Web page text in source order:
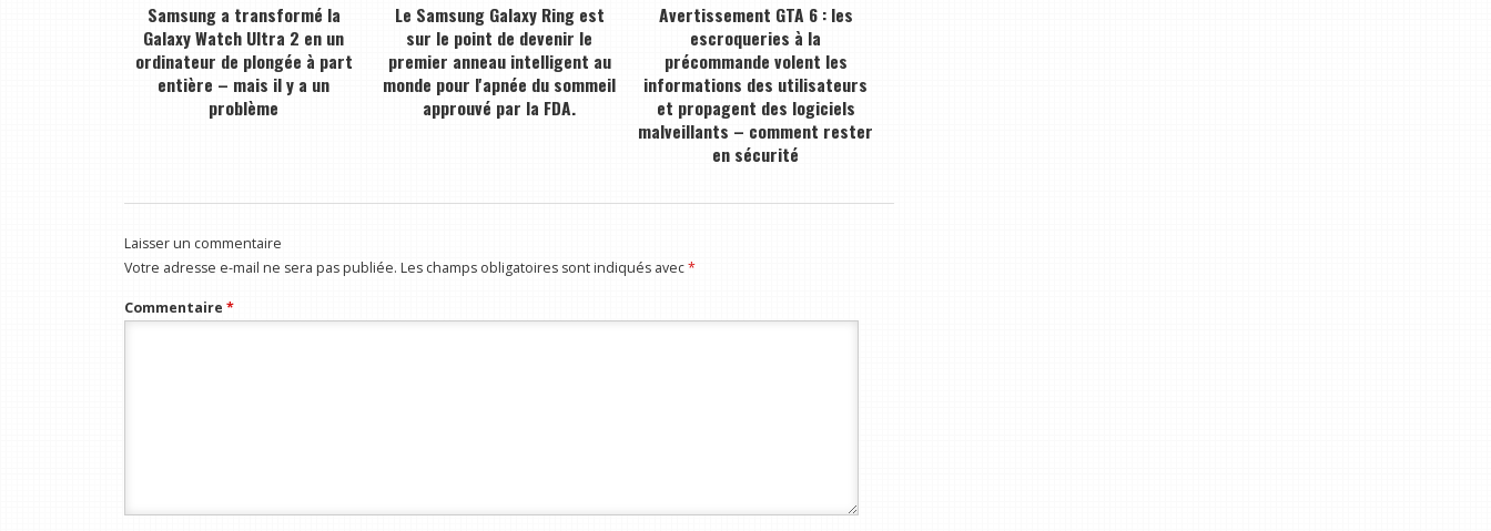
Samsung a transformé la
Galaxy Watch Ultra 2 en un
ordinateur de plongée à part
entière – mais il y a un
problème
Le Samsung Galaxy Ring est
sur le point de devenir le
premier anneau intelligent au
monde pour l'apnée du sommeil
approuvé par la FDA.
Avertissement GTA 6 : les
escroqueries à la
précommande volent les
informations des utilisateurs
et propagent des logiciels
malveillants – comment rester
en sécurité
Laisser un commentaire
Votre adresse e-mail ne sera pas publiée. Les champs obligatoires sont indiqués avec*
Commentaire *